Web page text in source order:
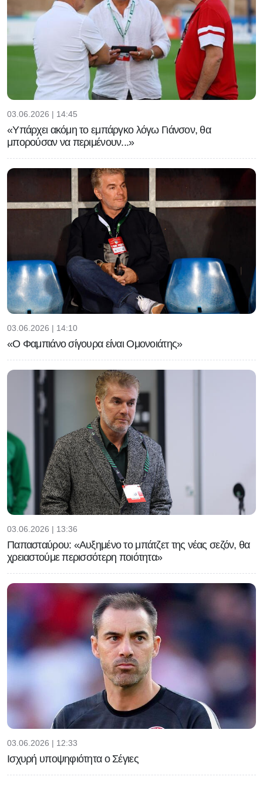
03.06.2026 | 14:45
«Υπάρχει ακόμη το εμπάργκο λόγω Γιάνσον, θα
μπορούσαν να περιμένουν...»
03.06.2026 | 14:10
«Ο Φαμπιάνο σίγουρα είναι Ομονοιάτης»
03.06.2026 | 13:36
Παπασταύρου: «Αυξημένο το μπάτζετ της νέας σεζόν, θα
χρειαστούμε περισσότερη ποιότητα»
03.06.2026 | 12:33
Ισχυρή υποψηφιότητα ο Σέγιες